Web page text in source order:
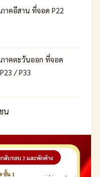
ภาคอีสาน ที่จอด P22
ภาคตะวันออก ที่จอด
P23 / P33
น